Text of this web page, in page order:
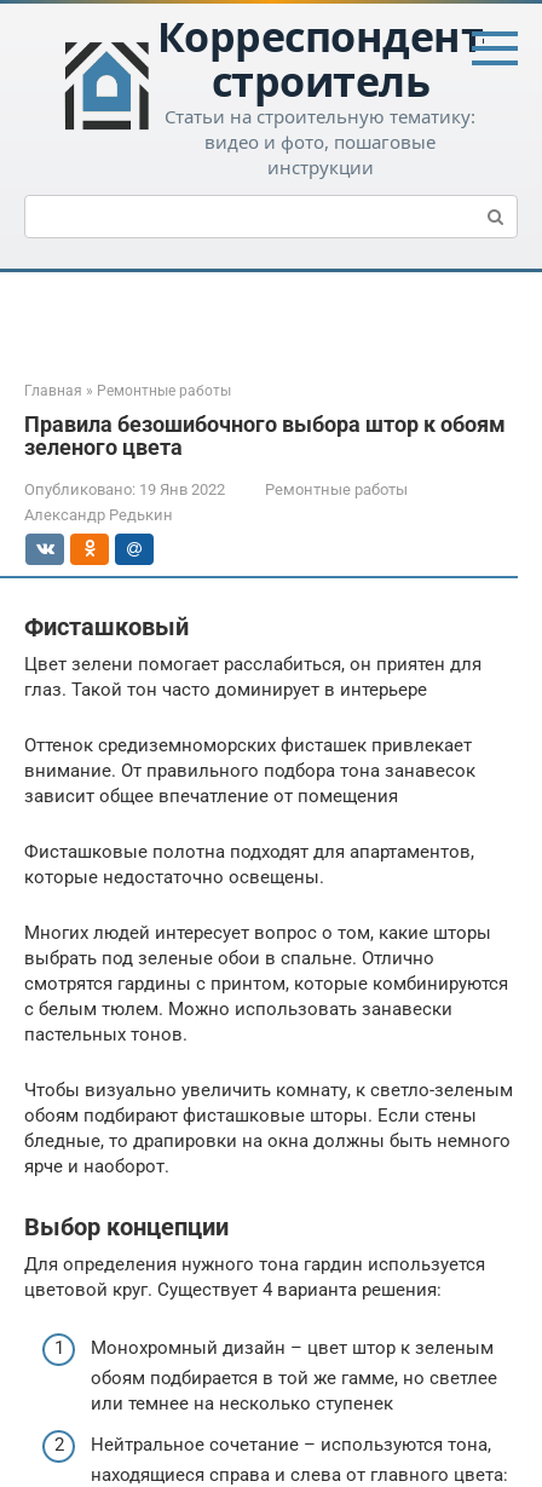
Перейти
контенту
Корреспондент-
строитель
Статьи на строительную тематику:
видео и фото, пошаговые
инструкции
Поиск:
Главная » Ремонтные работы
Правила безошибочного выбора штор к обоям
зеленого цвета
Опубликовано: 19 Янв 2022
Ремонтные работы
Александр Редькин
Фисташковый
Цвет зелени помогает расслабиться, он приятен для
глаз. Такой тон часто доминирует в интерьере
Оттенок средиземноморских фисташек привлекает
внимание. От правильного подбора тона занавесок
зависит общее впечатление от помещения
Фисташковые полотна подходят для апартаментов,
которые недостаточно освещены.
Многих людей интересует вопрос о том, какие шторы
выбрать под зеленые обои в спальне. Отлично
смотрятся гардины с принтом, которые комбинируются
с белым тюлем. Можно использовать занавески
пастельных тонов.
Чтобы визуально увеличить комнату, к светло-зеленым
обоям подбирают фисташковые шторы. Если стены
бледные, то драпировки на окна должны быть немного
ярче и наоборот.
Выбор концепции
Для определения нужного тона гардин используется
цветовой круг. Существует 4 варианта решения:
Монохромный дизайн – цвет штор к зеленым
обоям подбирается в той же гамме, но светлее
или темнее на несколько ступенек
Нейтральное сочетание – используются тона,
находящиеся справа и слева от главного цвета: